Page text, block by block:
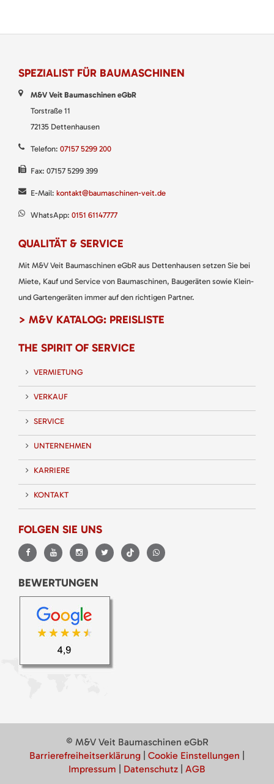
SPEZIALIST FÜR BAUMASCHINEN
M&V Veit Baumaschinen eGbR
Torstraße 11
72135 Dettenhausen
Telefon: 07157 5299 200
Fax: 07157 5299 399
E-Mail: kontakt@baumaschinen-veit.de
WhatsApp: 0151 61147777
QUALITÄT & SERVICE
Mit M&V Veit Baumaschinen eGbR aus Dettenhausen setzen Sie bei
Miete, Kauf und Service von Baumaschinen, Baugeräten sowie Klein-
und Gartengeräten immer auf den richtigen Partner.
> M&V KATALOG: PREISLISTE
THE SPIRIT OF SERVICE
VERMIETUNG
VERKAUF
SERVICE
UNTERNEHMEN
KARRIERE
KONTAKT
FOLGEN SIE UNS
BEWERTUNGEN
© M&V Veit Baumaschinen eGbR
Barrierefreiheitserklärung
Cookie Einstellungen
Impressum
Datenschutz AGB